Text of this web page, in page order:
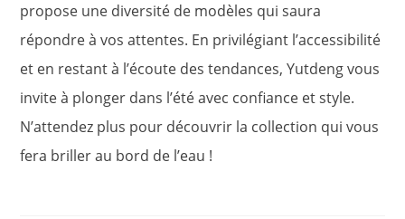
propose une diversité de modèles qui saura
répondre à vos attentes. En privilégiant l’accessibilité
et en restant à l’écoute des tendances, Yutdeng vous
invite à plonger dans l’été avec confiance et style.
N’attendez plus pour découvrir la collection qui vous
fera briller au bord de l’eau !